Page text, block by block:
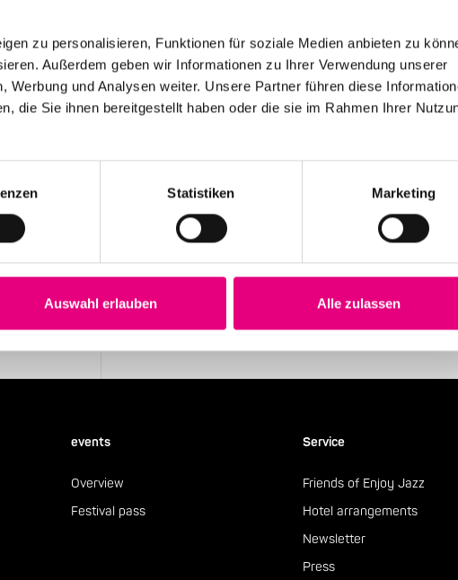
zu personalisieren, Funktionen für soziale Medien anbieten zu
Außerdem geben wir Informationen zu Ihrer Verwendung unserer
Werbung und Analysen weiter. Unsere Partner führen diese
die Sie ihnen bereitgestellt haben oder die sie im Rahmen Ihrer
Statistiken Marketing
Auswahl erlauben Alle zulassen
Receive the latest news regularly with our Enjoy Jazz.
events
Overview
Festival pass
Service
Friends of Enjoy Jazz
Hotel arrangements
Newsletter
Press